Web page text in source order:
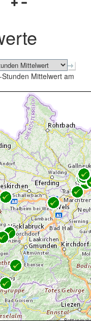
Navigationsmenü
schließen
Mittelwert am